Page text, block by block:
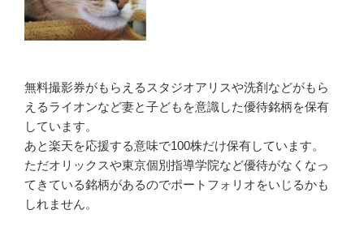
無料撮影券がもらえるスタジオアリスや洗剤などがもら
えるライオンなど妻と子どもを意識した優待銘柄を保有
しています。
あと楽天を応援する意味で100株だけ保有しています。
ただオリックスや東京個別指導学院など優待がなくなっ
てきている銘柄があるのでポートフォリオをいじるかも
しれません。